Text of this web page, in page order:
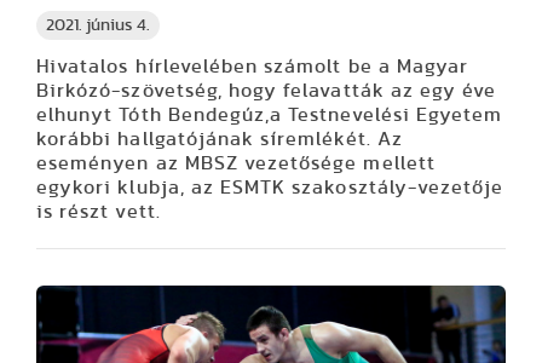
2021. június 4.
Hivatalos hírlevelében számolt be a Magyar
Birkózó-szövetség, hogy felavatták az egy éve
elhunyt Tóth Bendegúz,a Testnevelési Egyetem
korábbi hallgatójának síremlékét. Az
eseményen az MBSZ vezetősége mellett
egykori klubja, az ESMTK szakosztály-vezetője
is részt vett.